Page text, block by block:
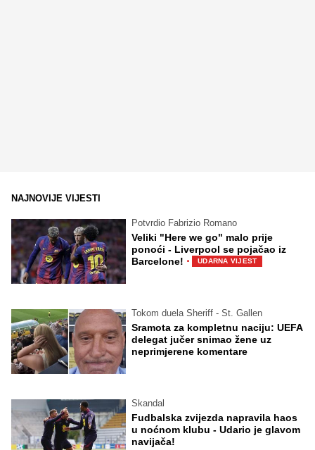
NAJNOVIJE VIJESTI
Potvrdio Fabrizio Romano
Veliki "Here we go" malo prije
ponoći - Liverpool se pojačao iz
Barcelone! · UDARNA VIJEST
Tokom duela Sheriff - St. Gallen
Sramota za kompletnu naciju: UEFA
delegat jučer snimao žene uz
neprimjerene komentare
Skandal
Fudbalska zvijezda napravila haos
u noćnom klubu - Udario je glavom
navijača!